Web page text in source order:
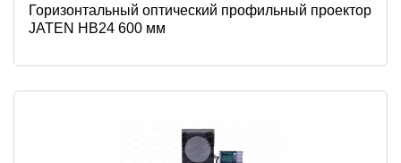
Горизонтальный оптический профильный проектор
JATEN HB24 600 мм